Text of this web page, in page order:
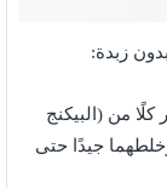
زبدة:
من (البيكنج
وخلطهما جيدًا حتى